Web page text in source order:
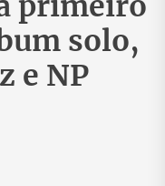
solo,
e NP